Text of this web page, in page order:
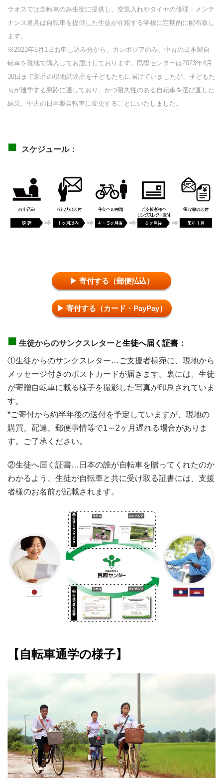
ラオスでは自転車のみ生徒に提供し、空気入れやタイヤの修理・メンテ
ナンス道具は自転車を提供した生徒が在籍する学校に定期的に配布致し
ます。
※2023年5月1日お申し込み分から、カンボジアのみ、中古の日本製自
転車を現地で購入してお届けしております。民際センターは2023年4月
30日まで新品の現地調達品を子どもたちに届けていましたが、子どもた
ちが通学する悪路に適しており、かつ耐久性のある自転車を選び直した
結果、中古の日本製自転車に変更することにいたしました。
■ スケジュール：
▶ 寄付する（郵便払込）
▶ 寄付する（カード・PayPay）
■ 生徒からのサンクスレターと生徒へ届く証書 ：
①生徒からのサンクスレター…ご支援者様宛に、現地から
メッセージ付きのポストカードが届きます。裏には、生徒
が寄贈自転車に載る様子を撮影した写真が印刷されていま
す。
*ご寄付から約半年後の送付を予定していますが、現地の
購買、配達、郵便事情等で1～2ヶ月遅れる場合がありま
す。ご了承ください。
②生徒へ届く証書…日本の誰が自転車を贈ってくれたのか
わかるよう、生徒が自転車と共に受け取る証書には、支援
者様のお名前が記載されます。
【自転車通学の様子】